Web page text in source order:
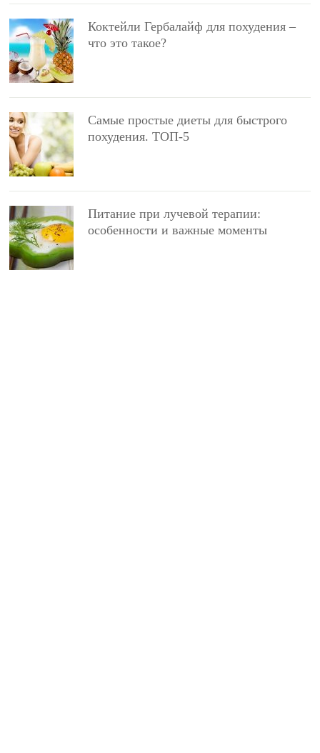
Коктейли Гербалайф для похудения –
что это такое?
Самые простые диеты для быстрого
похудения. ТОП-5
Питание при лучевой терапии:
особенности и важные моменты